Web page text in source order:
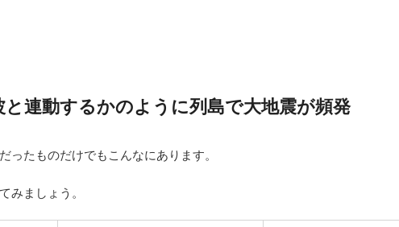
と連動するかのように列島で大地震が頻発
ったものだけでもこんなにあります。
みましょう。